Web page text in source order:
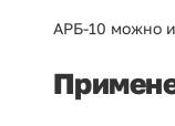
АРБ-10 можно